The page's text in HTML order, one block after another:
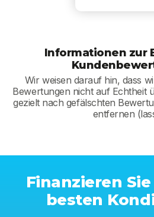
Informationen zur
Wir weisen darauf hin, dass
Bewertungen nicht auf Echtheit
gezielt nach gefälschten
entfernen
Finanzieren
besten